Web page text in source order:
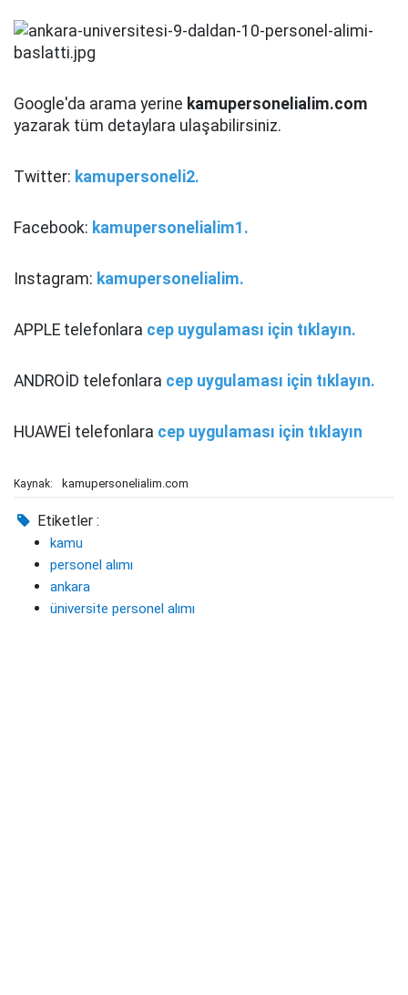
Google'da arama yerine kamupersonelialim.com
yazarak tüm detaylara ulaşabilirsiniz.
Twitter: kamupersoneli2.
Facebook: kamupersonelialim1.
Instagram: kamupersonelialim.
APPLE telefonlara cep uygulaması için tıklayın.
ANDROİD telefonlara cep uygulaması için tıklayın.
HUAWEİ telefonlara cep uygulaması için tıklayın
Kaynak: kamupersonelialim.com
Etiketler :
kamu
personel alımı
ankara
üniversite personel alımı